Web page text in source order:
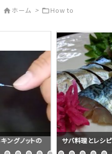
 ホーム > How to
ングノットの サバ料理とレシピ